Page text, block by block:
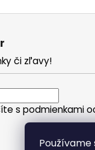
či zľavy!
spodmienkami